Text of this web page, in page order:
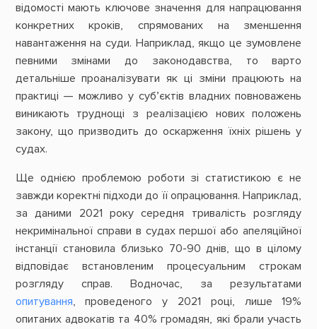
відомості мають ключове значення для напрацювання
конкретних кроків, спрямованих на зменшення
навантаження на суди. Наприклад, якщо це зумовлене
певними змінами до законодавства, то варто
детальніше проаналізувати як ці зміни працюють на
практиці — можливо у суб’єктів владних повноважень
виникають труднощі з реалізацією нових положень
закону, що призводить до оскарження їхніх рішень у
судах.
Ще однією проблемою роботи зі статистикою є не
завжди коректні підходи до її опрацювання. Наприклад,
за даними 2021 року середня тривалість розгляду
некримінальної справи в судах першої або апеляційної
інстанції становила близько 70-90 днів, що в цілому
відповідає встановленим процесуальним строкам
розгляду справ. Водночас, за результатами
опитування, проведеного у 2021 році, лише 19%
опитаних адвокатів та 40% громадян, які брали участь